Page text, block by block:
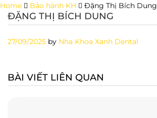
Skip
Home Bảo hành KH Đặng Thị Bích Dung
ĐẶNG THỊ BÍCH DUNG
27/09/2025 by Nha Khoa Xanh Dental
BÀI VIẾT LIÊN QUAN